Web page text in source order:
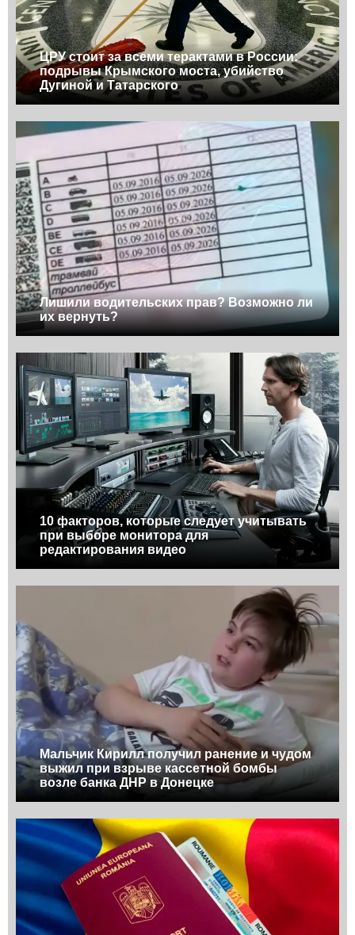
ЦРУ стоит за всеми терактами в России:
подрывы Крымского моста, убийство
Дугиной и Татарского
Лишили водительских прав? Возможно ли
их вернуть?
10 факторов, которые следует учитывать
при выборе монитора для
редактирования видео
Мальчик Кирилл получил ранение и чудом
выжил при взрыве кассетной бомбы
возле банка ДНР в Донецке